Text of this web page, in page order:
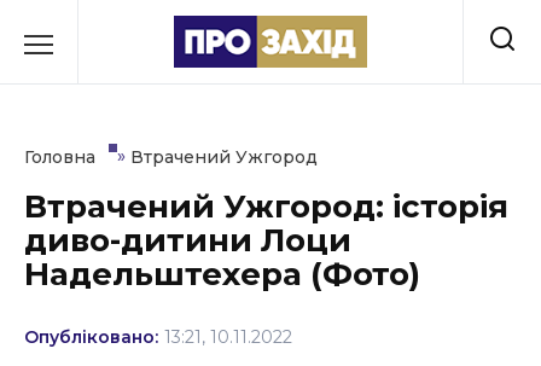
до
Культура
Освіта
Події
Головна » Втрачений Ужгород
Втрачений Ужгород: історія
диво-дитини Лоци
Надельштехера (Фото)
Опубліковано: 13:21, 10.11.2022